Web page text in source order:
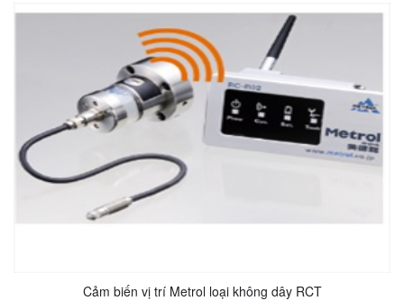
Cảm biến vị trí Metrol loại không dây RCT